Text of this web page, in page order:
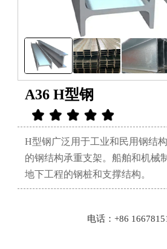
A36 H型钢
H型钢广泛用于工业和民用钢结
的钢结构承重支架。船舶和机械
地下工程的钢桩和支撑结构。
电话：+86